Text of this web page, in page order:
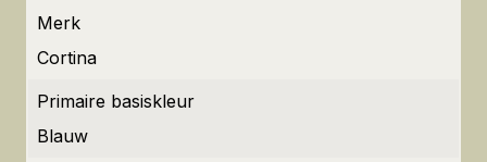
Merk
Cortina
Primaire basiskleur
Blauw